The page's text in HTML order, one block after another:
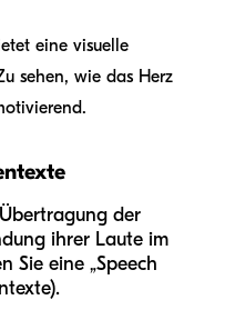
eine visuelle
sehen, wie das Herz
der
ihrer Laute im
Sie eine „Speech